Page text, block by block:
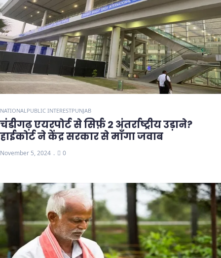
NATIONAL PUBLIC INTERESTPUNJAB
चंडीगढ़ एयरपोर्ट से सिर्फ़ 2 अंतर्राष्ट्रीय उड़ाने?
हाईकोर्ट ने केंद्र सरकार से माँगा जवाब
November 5, 2024 0